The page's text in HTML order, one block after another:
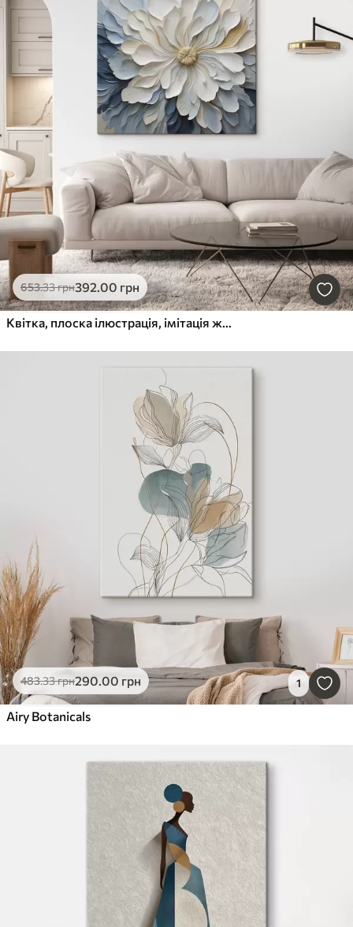
653.33грн392.00 грн
Квітка, плоска ілюстрація, імітація живопису
483.33грн290.00 грн 1
Airy Botanicals